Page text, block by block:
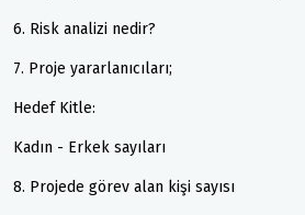
6. Risk analizi nedir?
7. Proje yararlanıcıları;
Hedef Kitle:
Kadın - Erkek sayıları
8. Projede görev alan kişi sayısı